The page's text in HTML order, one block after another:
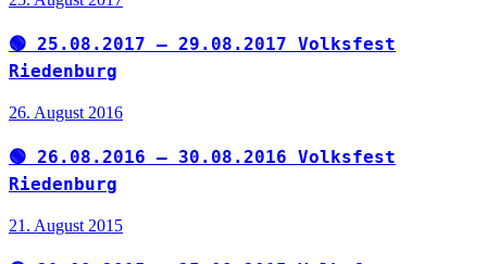
🟢 25.08.2017 – 29.08.2017 Volksfest
Riedenburg
26. August 2016
🟢 26.08.2016 – 30.08.2016 Volksfest
Riedenburg
21. August 2015